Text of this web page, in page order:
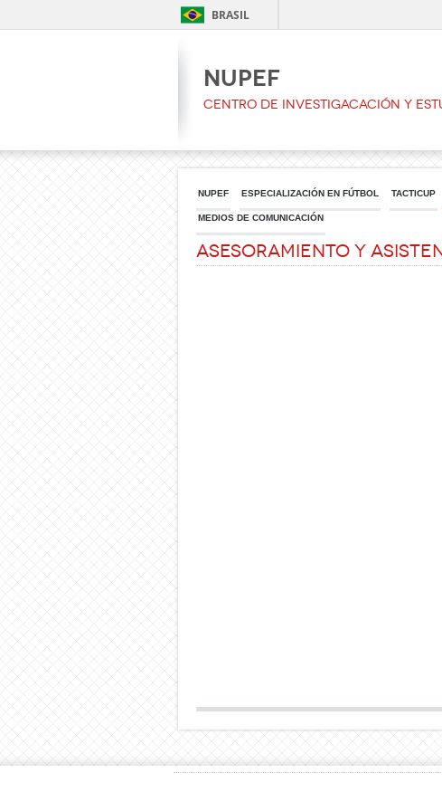
BRASIL
NUPEF
CENTRO DE INVESTIGACACIÓN Y
NUPEF ESPECIALIZACIÓN EN FÚTBOL TACTICUP
MEDIOS DE COMUNICACIÓN
Asesoramiento y